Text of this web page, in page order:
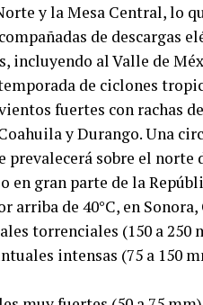
y la Mesa Central, lo
de descargas
incluyendo al Valle de
de ciclones
fuertes con rachas
y Durango. Una
prevalecerá sobre el
en gran parte de la
arriba de 40°C, en
torrenciales (150 a 250
intensas (75 a 150